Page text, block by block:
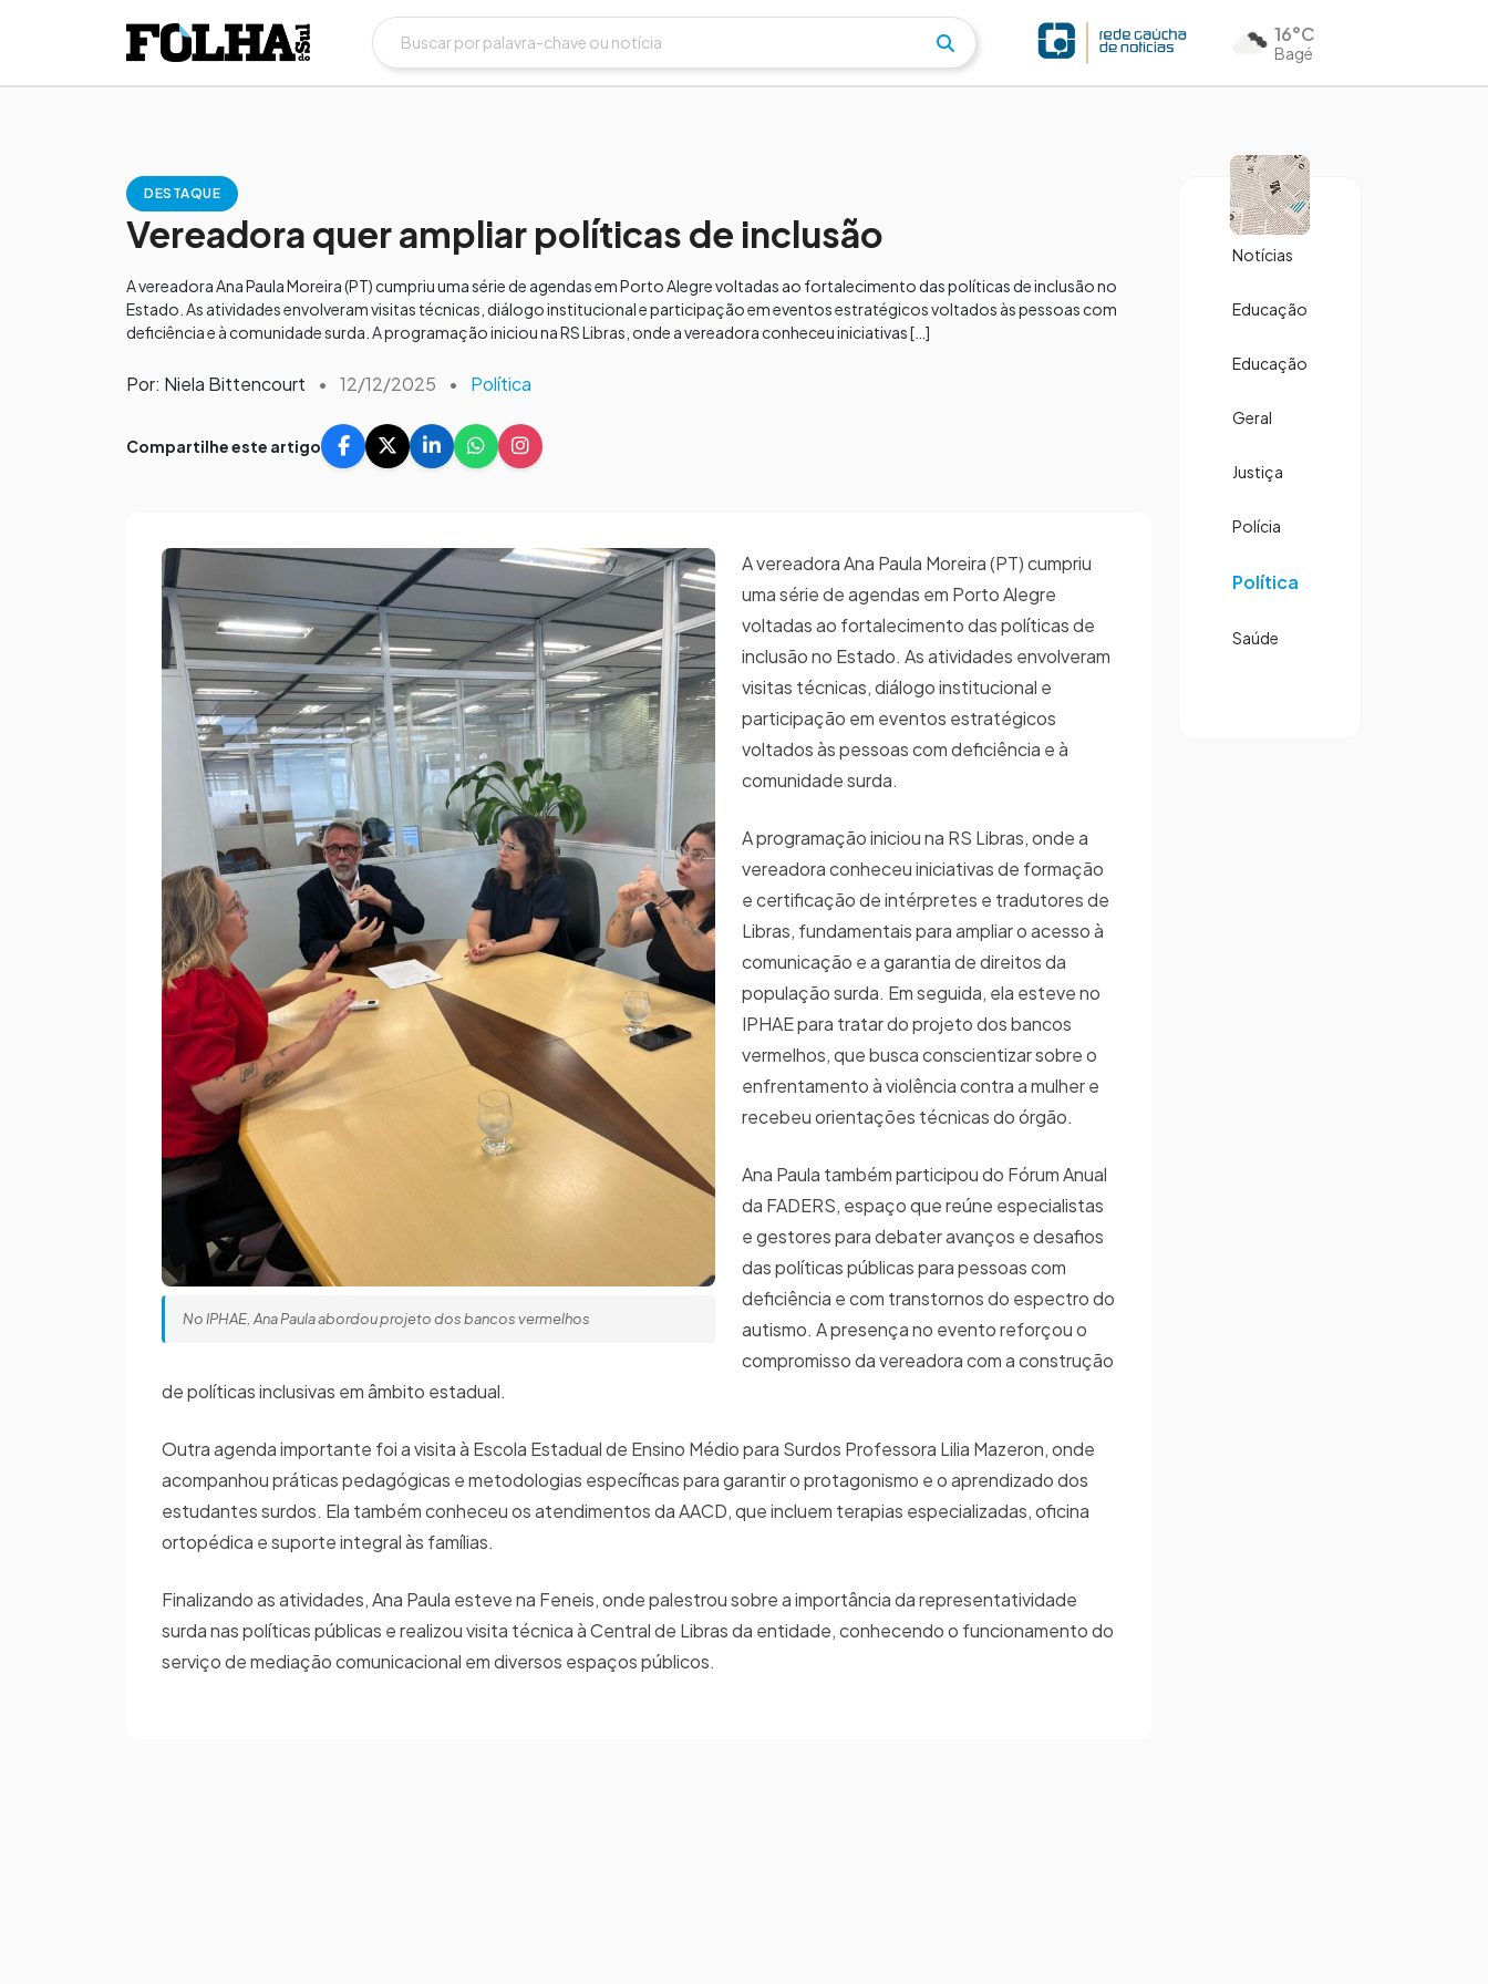
16°C
Bagé
DESTAQUE
Vereadora quer ampliar políticas de inclusão
A vereadora Ana Paula Moreira (PT) cumpriu uma série de agendas em Porto Alegre voltadas ao fortalecimento das políticas de inclusão no
Estado. As atividades envolveram visitas técnicas, diálogo institucional e participação em eventos estratégicos voltados às pessoas com
deficiência e à comunidade surda. A programação iniciou na RS Libras, onde a vereadora conheceu iniciativas […]
Por: Niela Bittencourt • 12/12/2025 • Política
Compartilhe este artigo
No IPHAE, Ana Paula abordou projeto dos bancos vermelhos
A vereadora Ana Paula Moreira (PT) cumpriu
uma série de agendas em Porto Alegre
voltadas ao fortalecimento das políticas de
inclusão no Estado. As atividades envolveram
visitas técnicas, diálogo institucional e
participação em eventos estratégicos
voltados às pessoas com deficiência e à
comunidade surda.
A programação iniciou na RS Libras, onde a
vereadora conheceu iniciativas de formação
e certificação de intérpretes e tradutores de
Libras, fundamentais para ampliar o acesso à
comunicação e a garantia de direitos da
população surda. Em seguida, ela esteve no
IPHAE para tratar do projeto dos bancos
vermelhos, que busca conscientizar sobre o
enfrentamento à violência contra a mulher e
recebeu orientações técnicas do órgão.
Ana Paula também participou do Fórum Anual
da FADERS, espaço que reúne especialistas
e gestores para debater avanços e desafios
das políticas públicas para pessoas com
deficiência e com transtornos do espectro do
autismo. A presença no evento reforçou o
compromisso da vereadora com a construção
de políticas inclusivas em âmbito estadual.
Outra agenda importante foi a visita à Escola Estadual de Ensino Médio para Surdos Professora Lilia Mazeron, onde
acompanhou práticas pedagógicas e metodologias específicas para garantir o protagonismo e o aprendizado dos
estudantes surdos. Ela também conheceu os atendimentos da AACD, que incluem terapias especializadas, oficina
ortopédica e suporte integral às famílias.
Finalizando as atividades, Ana Paula esteve na Feneis, onde palestrou sobre a importância da representatividade
surda nas políticas públicas e realizou visita técnica à Central de Libras da entidade, conhecendo o funcionamento do
serviço de mediação comunicacional em diversos espaços públicos.
Notícias
Educação
Educação
Geral
Justiça
Polícia
Política
Saúde